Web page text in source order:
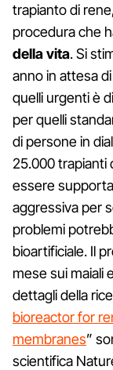
trapianto di
procedura che
della vita. Si
anno in attesa
quelli urgenti è
per quelli
di persone in
25.000 trapianti
essere
aggressiva per
problemi
bioartificiale. Il
mese sui maiali
dettagli della
bioreactor for
membranes”
scientifica